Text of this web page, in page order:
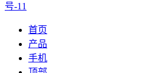
号-11
首页
产品
手机